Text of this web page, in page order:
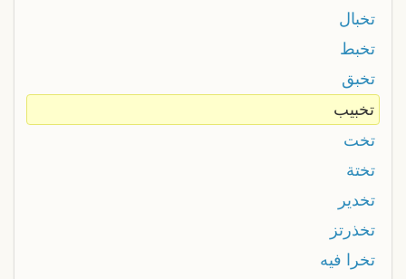
تخبال
تخبط
تخبق
تخبيب
تخت
تختة
تخدير
تخذرتز
تخرا فيه